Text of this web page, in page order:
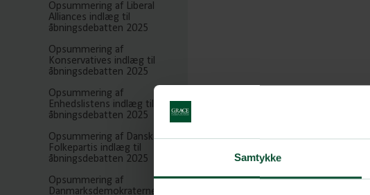
Samtykke
Opsummering af Liberal
Alliances indlæg til
åbningsdebatten 2025
Opsummering af
Konservatives indlæg til
åbningsdebatten 2025
Opsummering af
Enhedslistens indlæg til
åbningsdebatten 2025
Opsummering af Dansk
Folkepartis indlæg til
åbningsdebatten 2025
Opsummering af
Danmarksdemokraternes